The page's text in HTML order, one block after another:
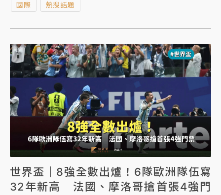
破最大心率的80%，這些裁判也面臨悶熱和高海拔等環
國際 熱搜話題
世界盃｜8強全數出爐！6隊歐洲隊伍寫
32年新高 法國、摩洛哥搶首張4強門